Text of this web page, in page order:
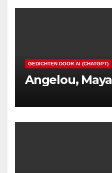
GEDICHTEN DOOR AI (CHATGPT)
Angelou, Maya